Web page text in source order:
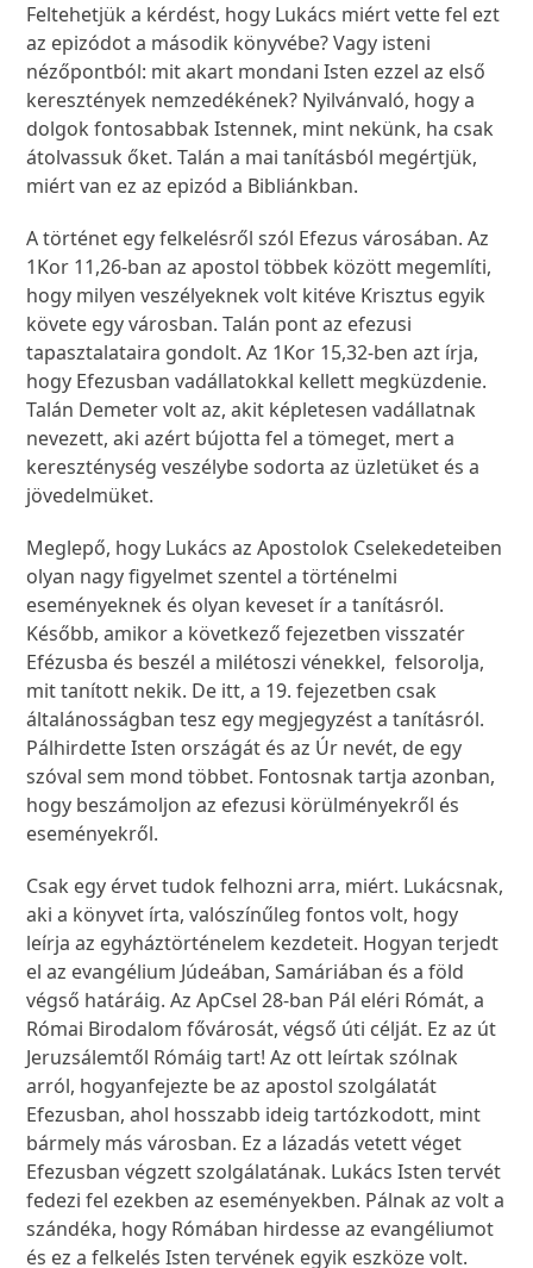
Feltehetjük a kérdést, hogy Lukács miért vette fel ezt
az epizódot a második könyvébe? Vagy isteni
nézőpontból: mit akart mondani Isten ezzel az első
keresztények nemzedékének? Nyilvánvaló, hogy a
dolgok fontosabbak Istennek, mint nekünk, ha csak
átolvassuk őket. Talán a mai tanításból megértjük,
miért van ez az epizód a Bibliánkban.
A történet egy felkelésről szól Efezus városában. Az
1Kor 11,26-ban az apostol többek között megemlíti,
hogy milyen veszélyeknek volt kitéve Krisztus egyik
követe egy városban. Talán pont az efezusi
tapasztalataira gondolt. Az 1Kor 15,32-ben azt írja,
hogy Efezusban vadállatokkal kellett megküzdenie.
Talán Demeter volt az, akit képletesen vadállatnak
nevezett, aki azért bújotta fel a tömeget, mert a
kereszténység veszélybe sodorta az üzletüket és a
jövedelmüket.
Meglepő, hogy Lukács az Apostolok Cselekedeteiben
olyan nagy figyelmet szentel a történelmi
eseményeknek és olyan keveset ír a tanításról.
Később, amikor a következő fejezetben visszatér
Efézusba és beszél a milétoszi vénekkel, felsorolja,
mit tanított nekik. De itt, a 19. fejezetben csak
általánosságban tesz egy megjegyzést a tanításról.
Pálhirdette Isten országát és az Úr nevét, de egy
szóval sem mond többet. Fontosnak tartja azonban,
hogy beszámoljon az efezusi körülményekről és
eseményekről.
Csak egy érvet tudok felhozni arra, miért. Lukácsnak,
aki a könyvet írta, valószínűleg fontos volt, hogy
leírja az egyháztörténelem kezdeteit. Hogyan terjedt
el az evangélium Júdeában, Samáriában és a föld
végső határáig. Az ApCsel 28-ban Pál eléri Rómát, a
Római Birodalom fővárosát, végső úti célját. Ez az út
Jeruzsálemtől Rómáig tart! Az ott leírtak szólnak
arról, hogyanfejezte be az apostol szolgálatát
Efezusban, ahol hosszabb ideig tartózkodott, mint
bármely más városban. Ez a lázadás vetett véget
Efezusban végzett szolgálatának. Lukács Isten tervét
fedezi fel ezekben az eseményekben. Pálnak az volt a
szándéka, hogy Rómában hirdesse az evangéliumot
és ez a felkelés Isten tervének egyik eszköze volt.